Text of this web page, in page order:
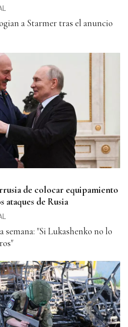
a Starmer tras el anuncio
de colocar equipamiento
ataques de Rusia
semana: "Si Lukashenko no lo